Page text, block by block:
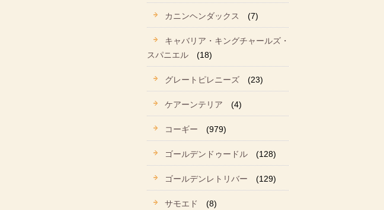
カニンヘンダックス (7)
キャバリア・キングチャールズ・
スパニエル
(18)
グレートピレニーズ (23)
ケアーンテリア (4)
コーギー (979)
ゴールデンドゥードル (128)
ゴールデンレトリバー (129)
サモエド (8)